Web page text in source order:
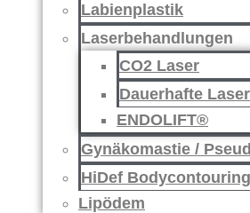
Labienplastik
Laserbehandlungen
CO2 Laser
Dauerhafte
ENDOLIFT®
Gynäkomastie /
HiDef
Lipödem